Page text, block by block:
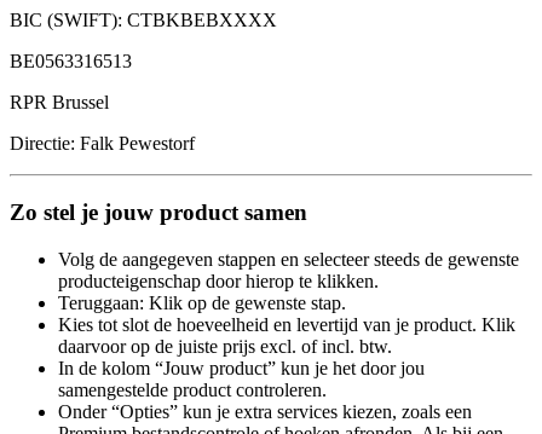
BIC (SWIFT): CTBKBEBXXXX
BE0563316513
RPR Brussel
Directie: Falk Pewestorf
Zo stel je jouw product samen
Volg de aangegeven stappen en selecteer steeds de gewenste
producteigenschap door hierop te klikken.
Teruggaan: Klik op de gewenste stap.
Kies tot slot de hoeveelheid en levertijd van je product. Klik
daarvoor op de juiste prijs excl. of incl. btw.
In de kolom “Jouw product” kun je het door jou
samengestelde product controleren.
Onder “Opties” kun je extra services kiezen, zoals een